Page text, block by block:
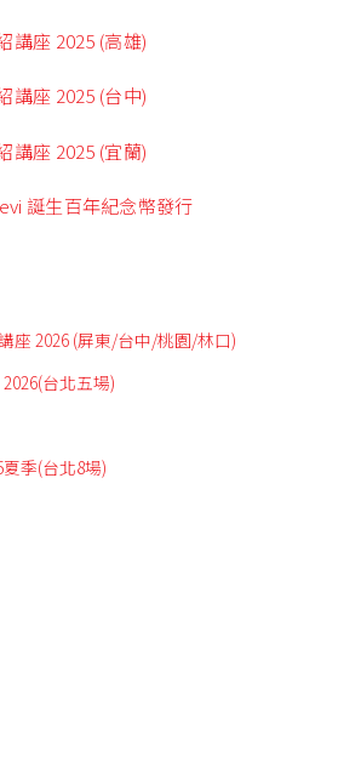
講座 2025 (高雄)
講座 2025 (台中)
講座 2025 (宜蘭)
誕生百年紀念幣發行
座 2026 (屏東/台中/桃園/林口)
台北五場)
季(台北8場)